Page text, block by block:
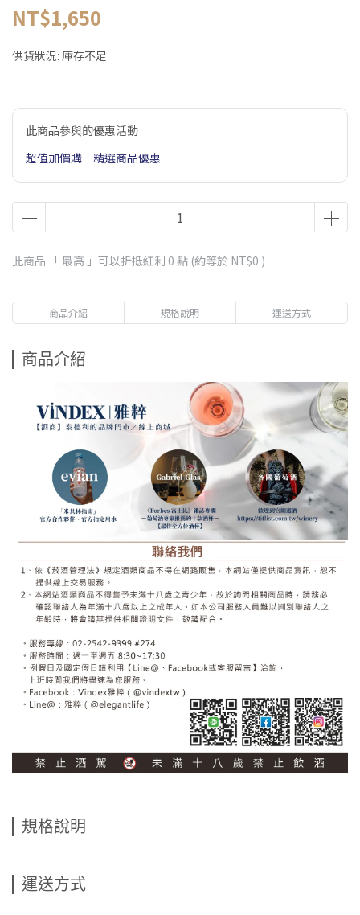
NT$1,650
供貨狀況: 庫存不足
此商品參與的優惠活動
超值加價購｜精選商品優惠
此商品 「 最高 」可以折抵紅利 0 點 (約等於 NT$0 )
商品介紹 規格說明 運送方式
商品介紹
規格說明
運送方式